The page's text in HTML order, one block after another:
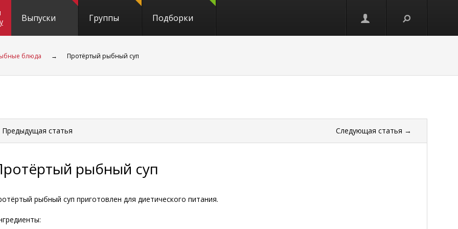
Выпуски Группы Подборки
блюда → Протёртый рыбный суп
статья Следующая статья →
рыбный суп
рыбный суп приготовлен для диетического питания.